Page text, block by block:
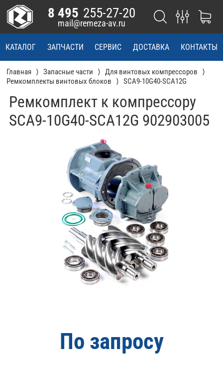
КАТАЛОГ ЗАПЧАСТИ СЕРВИС ДОСТАВКА КОНТАКТЫ
8 495 255-27-20
mail@remeza-av.ru
Главная Запасные части
Для винтовых компрессоров
Ремкомплекты винтовых блоков
SCA9-10G40-SCA12G
Ремкомплект к компрессору
SCA9-10G40-SCA12G 902903005
По запросу